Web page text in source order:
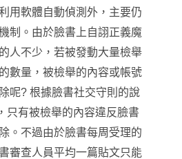
用軟體自動偵測外 ，主要仍
制 。由於臉書上自詡正義魔
人不少 ， 若被發動大量檢舉
數量，被檢舉的內容或帳號
呢? 根據臉書社交守則的說
，只有被檢舉的內容違反臉書
。不過由於臉書每周受理的
審查人員平均一篇貼文只能